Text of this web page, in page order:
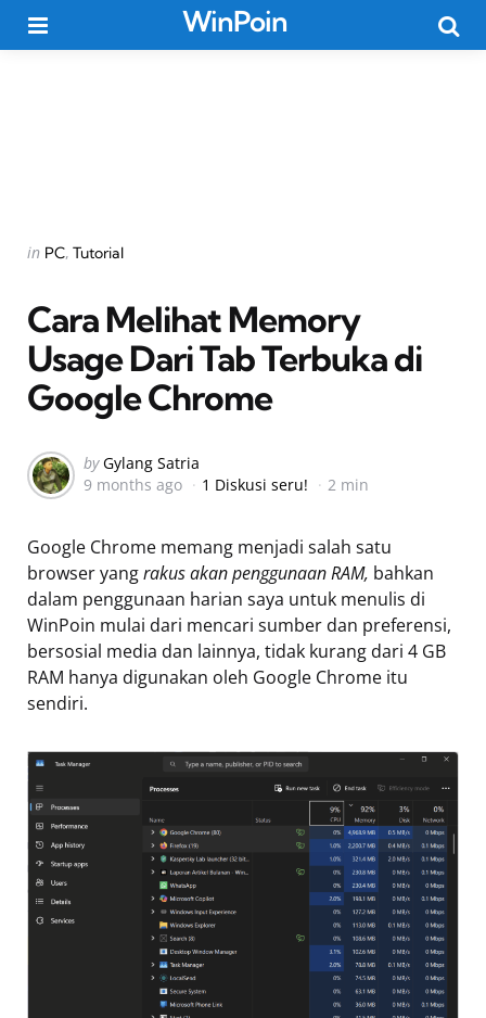
WinPoin
Categories
Posted
in PC Tutorial
Cara Melihat Memory
Usage Dari Tab Terbuka di
Google Chrome
Posted
by
by Gylang Satria
9 months ago
1 Diskusi seru! 2 min
Google Chrome memang menjadi salah satu
browser yangrakus akan penggunaan RAM, bahkan
dalam penggunaan harian saya untuk menulis di
WinPoin mulai dari mencari sumber dan preferensi,
bersosial media dan lainnya, tidak kurang dari 4 GB
RAM hanya digunakan oleh Google Chrome itu
sendiri.